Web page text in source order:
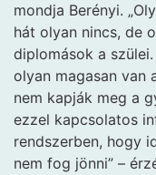
mondja Berényi.
hát olyan nincs, de
diplomások a
olyan magasan van
nem kapják meg a
ezzel kapcsolatos
rendszerben, hogy
nem fog jönni” –